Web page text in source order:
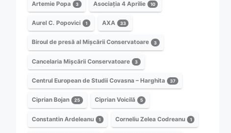
Artemie Popa 3 Asociația 4 Aprilie 10
Aurel C. Popovici 1 AXA 33
Biroul de presă al Mișcării Conservatoare 3
Cancelaria Mișcării Conservatoare 3
Centrul European de Studii Covasna – Harghita 37
Ciprian Bojan 25 Ciprian Voicilă 5
Constantin Ardeleanu 1 Corneliu Zelea Codreanu 1